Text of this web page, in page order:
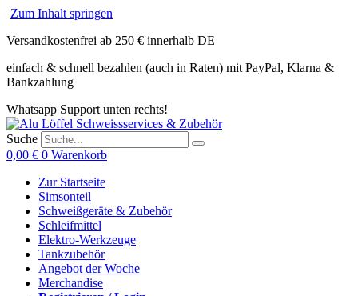
Zum Inhalt springen
Versandkostenfrei ab 250 € innerhalb DE
einfach & schnell bezahlen (auch in Raten) mit PayPal, Klarna &
Bankzahlung
Whatsapp Support unten rechts!
Suche
0,00 € 0 Warenkorb
Zur Startseite
Simsonteil
Schweißgeräte & Zubehör
Schleifmittel
Elektro-Werkzeuge
Tankzubehör
Angebot der Woche
Merchandise